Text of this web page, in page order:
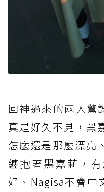
回神過來的兩人驚
真是好久不見，黑
怎麼還是那麼漂亮
纏抱著黑嘉莉，
好、Nagisa不會中